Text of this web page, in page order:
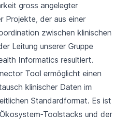
gross angelegter
Projekte, der aus einer
zwischen klinischen
Leitung unserer Gruppe
Informatics resultiert.
Tool ermöglicht einen
klinischer Daten im
Standardformat. Es ist
Toolstacks und der